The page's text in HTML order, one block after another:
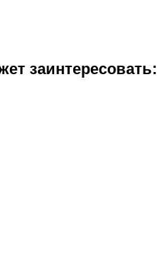
заинтересовать: